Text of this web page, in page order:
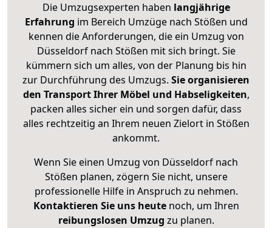
Die Umzugsexperten haben langjährige
Erfahrung im Bereich Umzüge nach Stößen und
kennen die Anforderungen, die ein Umzug von
Düsseldorf nach Stößen mit sich bringt. Sie
kümmern sich um alles, von der Planung bis hin
zur Durchführung des Umzugs. Sie organisieren
den Transport Ihrer Möbel und Habseligkeiten,
packen alles sicher ein und sorgen dafür, dass
alles rechtzeitig an Ihrem neuen Zielort in Stößen
ankommt.
Wenn Sie einen Umzug von Düsseldorf nach
Stößen planen, zögern Sie nicht, unsere
professionelle Hilfe in Anspruch zu nehmen.
Kontaktieren Sie uns heutenoch, um Ihren
reibungslosen Umzug zu planen.